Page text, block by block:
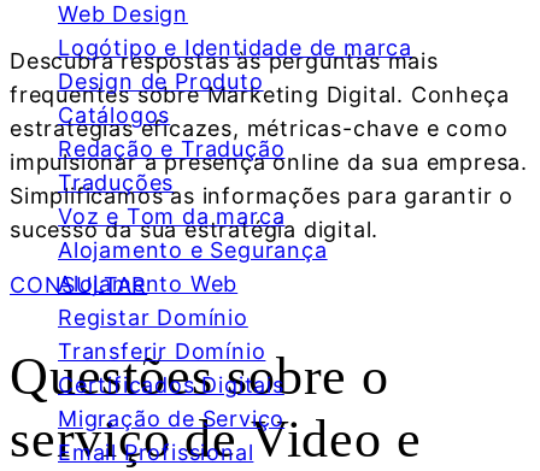
Web Design
Logótipo e Identidade de marca
Design de Produto
Catálogos
Redação e Tradução
Traduções
Voz e Tom da marca
Alojamento e Segurança
Alojamento Web
Registar Domínio
Transferir Domínio
Certificados Digitais
Migração de Serviço
Email Profissional
Descubra respostas às perguntas mais
frequentes sobre Marketing Digital. Conheça
estratégias eficazes, métricas-chave e como
impulsionar a presença online da sua empresa.
Simplificamos as informações para garantir o
sucesso da sua estratégia digital.
CONSULTAR
Questões sobre o
serviço deVideo e